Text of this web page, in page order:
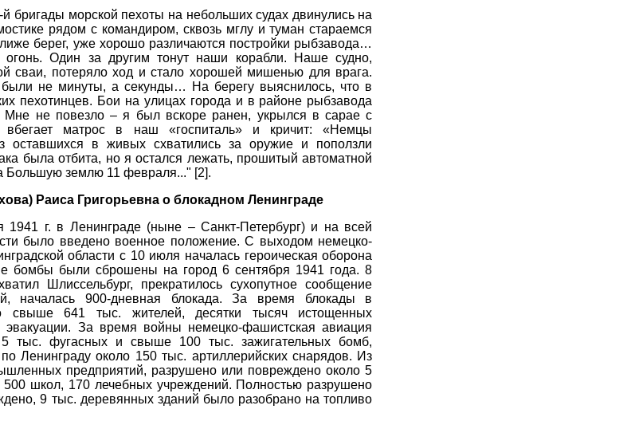
бригады морской пехоты на небольших судах двинулись на
рядом с командиром, сквозь мглу и туман стараемся
берег, уже хорошо различаются постройки рыбзавода…
Один за другим тонут наши корабли. Наше судно,
сваи, потеряло ход и стало хорошей мишенью для врага.
не минуты, а секунды… На берегу выяснилось, что в
пехотинцев. Бои на улицах города и в районе рыбзавода
Мне не повезло – я был вскоре ранен, укрылся в сарае с
матрос в наш «госпиталь» и кричит: «Немцы
оставшихся в живых схватились за оружие и поползли
была отбита, но я остался лежать, прошитый автоматной
Большую землю 11 февраля..." [2].
Раиса Григорьевна о блокадном Ленинграде
г. в Ленинграде (ныне – Санкт-Петербург) и на всей
было введено военное положение. С выходом немецко-
области с 10 июля началась героическая оборона
бомбы были сброшены на город 6 сентября 1941 года. 8
Шлиссельбург, прекратилось сухопутное сообщение
началась 900-дневная блокада. За время блокады в
свыше 641 тыс. жителей, десятки тысяч истощенных
За время войны немецко-фашистская авиация
тыс. фугасных и свыше 100 тыс. зажигательных бомб,
Ленинграду около 150 тыс. артиллерийских снарядов. Из
предприятий, разрушено или повреждено около 5
школ, 170 лечебных учреждений. Полностью разрушено
9 тыс. деревянных зданий было разобрано на топливо